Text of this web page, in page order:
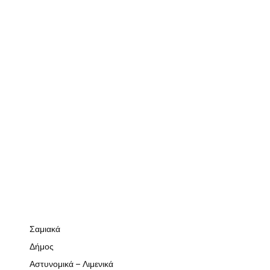
Σαμιακά
Δήμος
Αστυνομικά – Λιμενικά